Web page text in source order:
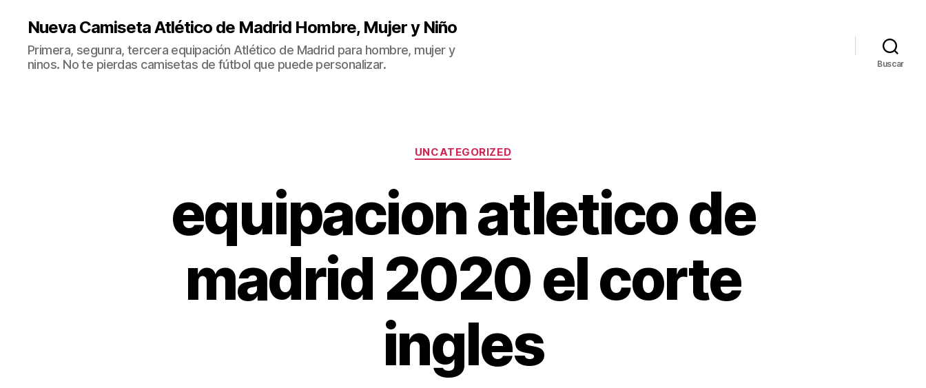
Nueva Camiseta Atlético de Madrid Hombre, Mujer y Niño
Primera, segunra, tercera equipación Atlético de Madrid para hombre, mujer y
ninos. No te pierdas camisetas de fútbol que puede personalizar.
Buscar
Categorías
UNCATEGORIZED
equipacion atletico de
madrid 2020 el corte
ingles